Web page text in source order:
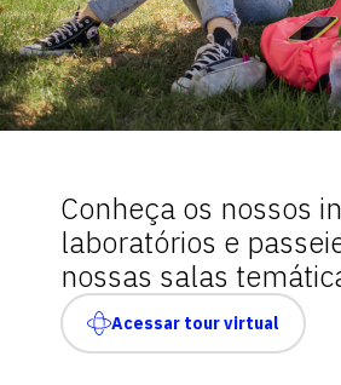
Conheça os nossos
laboratórios e
nossas salas
Acessar tour virtual